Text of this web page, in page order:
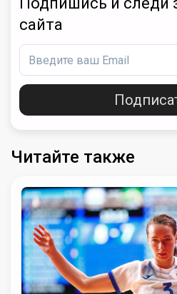
сайта
Читайте также